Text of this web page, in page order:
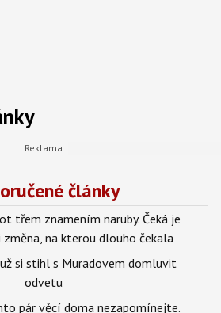
články
třem znamením naruby. Čeká je
na kterou dlouho čekala
si stihl s Muradovem domluvit
odvetu
pár věcí doma nezapomínejte.